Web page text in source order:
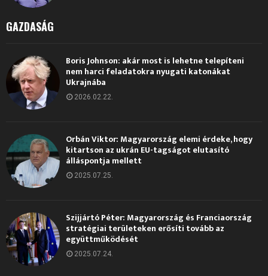
GAZDASÁG
Boris Johnson: akár most is lehetne telepíteni
nem harci feladatokra nyugati katonákat
Ukrajnába
2026.02.22.
Orbán Viktor: Magyarország elemi érdeke, hogy
kitartson az ukrán EU-tagságot elutasító
álláspontja mellett
2025.07.25.
Szijjártó Péter: Magyarország és Franciaország
stratégiai területeken erősíti tovább az
együttműködését
2025.07.24.